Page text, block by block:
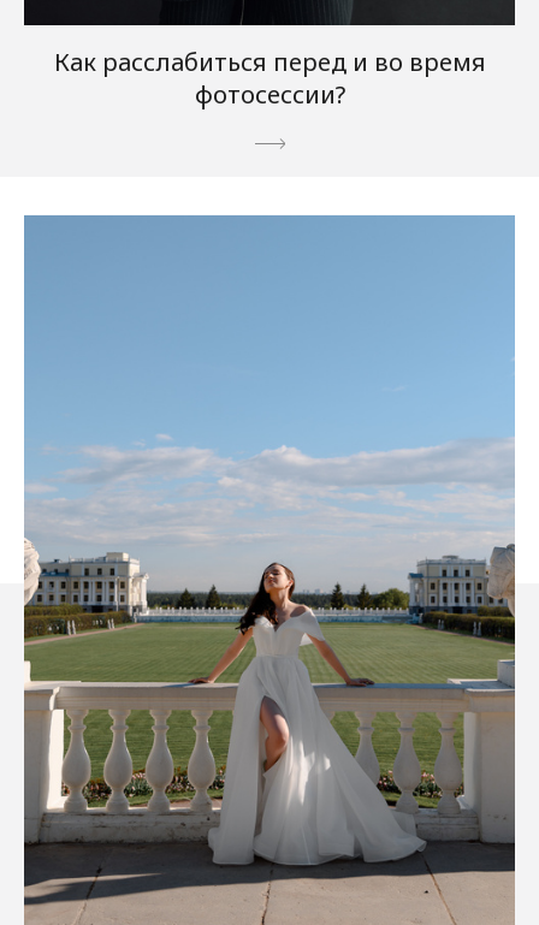
Как расслабиться перед и во время
фотосессии?